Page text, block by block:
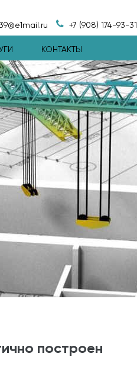
+7 (908) 174-93-31
КОНТАКТЫ
построен